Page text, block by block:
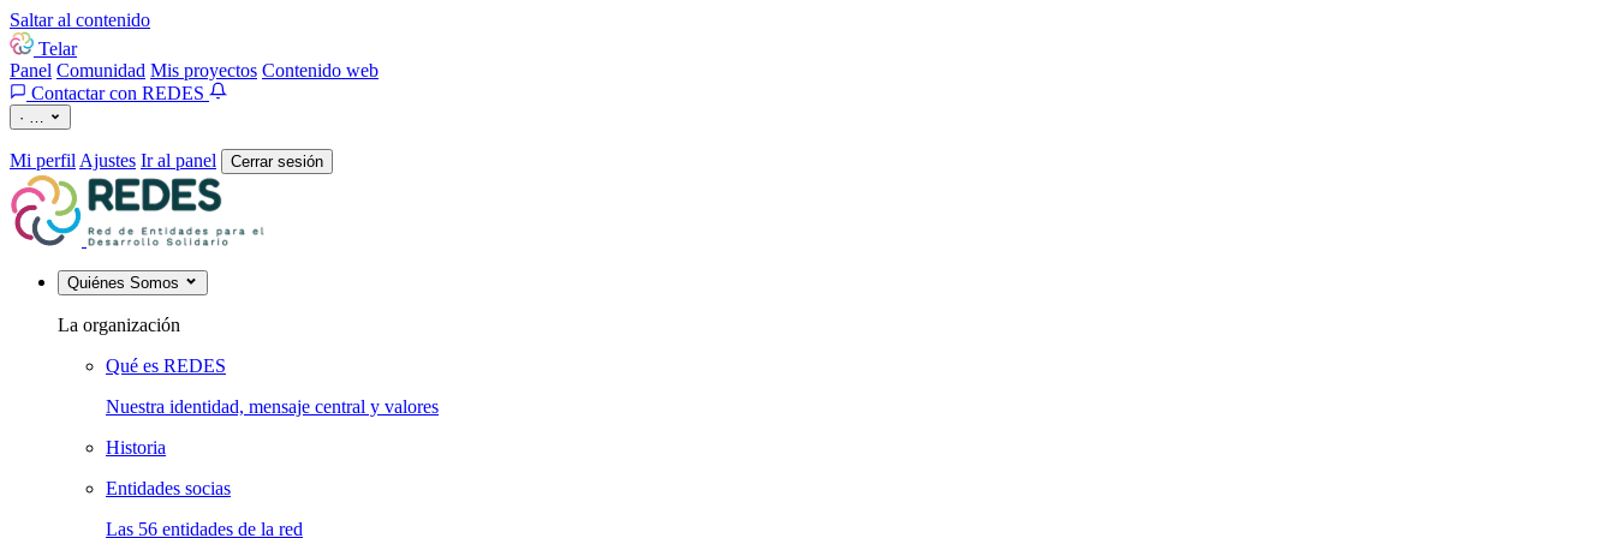
Saltar al contenido
Telar
Panel Comunidad Mis proyectos Contenido web
Contactar con REDES
· …
Mi perfil Ajustes Ir al panel Cerrar sesión
Quiénes Somos
La organización
Qué es REDES
Nuestra identidad, mensaje central y valores
Historia
Entidades socias
Las 56 entidades de la red